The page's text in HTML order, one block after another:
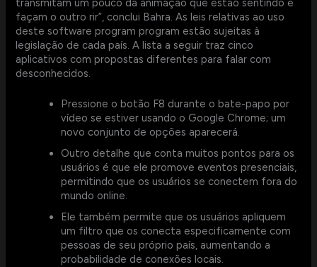
transmitam um pouco da animação que estão sentindo e
façam o outro rir”, conclui Bahra. As leis relativas ao uso
deste software program program estão sujeitas à
legislação de cada país. A lista a seguir traz cinco
aplicativos com propostas diferentes para falar com
desconhecidos.
Pressione o botão F8 durante o bate-papo por
vídeo se estiver usando o Google Chrome; um
novo conjunto de opções aparecerá.
Outro detalhe que conta muitos pontos para os
usuários é que ele promove eventos presenciais,
permitindo que os usuários se conectem fora do
mundo online.
Ele também permite que os usuários apliquem
um filtro que os conecta especificamente com
pessoas de seu próprio país, aumentando a
probabilidade de conexões locais.